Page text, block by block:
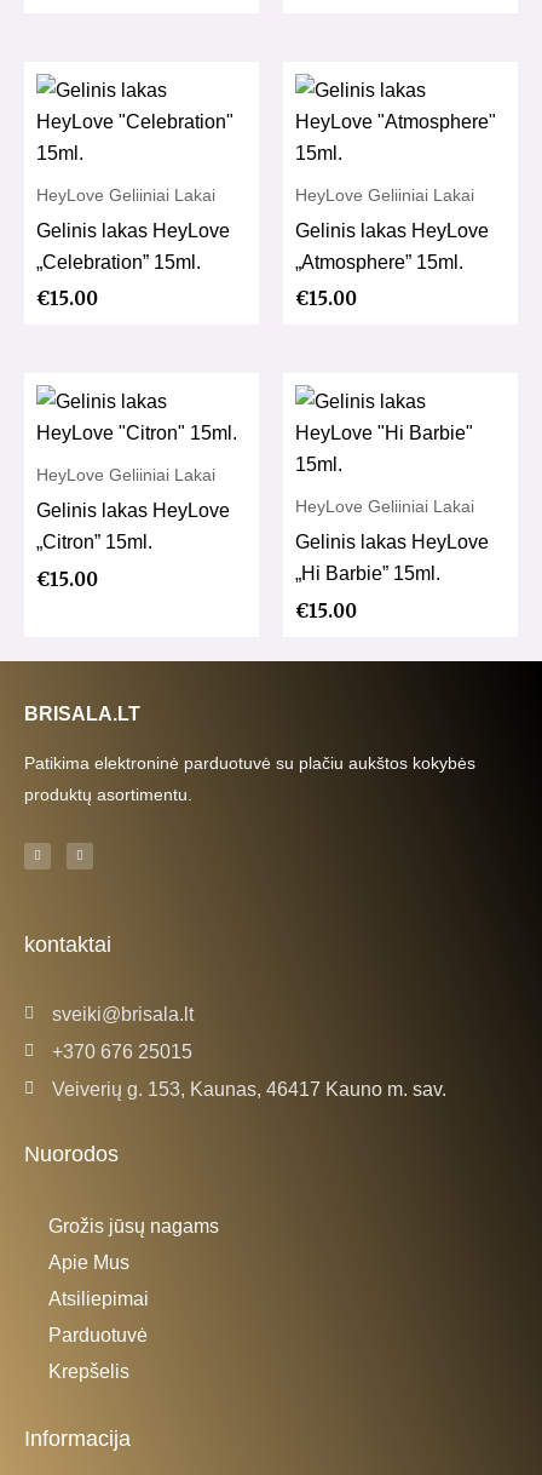
HeyLove Geliiniai Lakai
Gelinis lakas HeyLove
„Celebration” 15ml.
€15.00
HeyLove Geliiniai Lakai
Gelinis lakas HeyLove
„Atmosphere” 15ml.
€15.00
HeyLove Geliiniai Lakai
Gelinis lakas HeyLove
„Citron” 15ml.
€15.00
HeyLove Geliiniai Lakai
Gelinis lakas HeyLove
„Hi Barbie” 15ml.
€15.00
BRISALA.LT
Patikima elektroninė parduotuvė su plačiu aukštos kokybės
produktų asortimentu.
F
a
c
-
f
I
n
s
m
kontaktai
sveiki@brisala.lt
+370 676 25015
Veiverių g. 153, Kaunas, 46417 Kauno m. sav.
Nuorodos
Grožis jūsų nagams
Apie Mus
Atsiliepimai
Parduotuvė
Krepšelis
Informacija